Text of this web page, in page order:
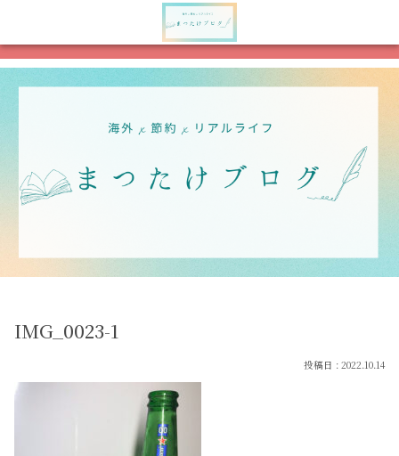
IMG_0023-1
2022.10.14